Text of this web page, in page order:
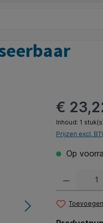
€
Inhoud: 1
Prijzen excl.
Op